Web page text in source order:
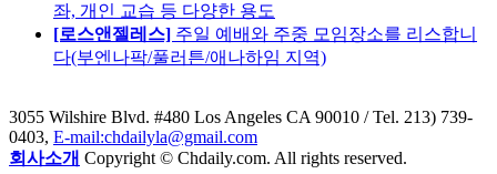
좌, 개인 교습 등 다양한 용도
[로스앤젤레스] 주일 예배와 주중 모임장소를 리스합니
다(부엔나팍/풀러튼/애나하임 지역)
3055 Wilshire Blvd. #480 Los Angeles CA 90010 / Tel. 213) 739-
0403, E-mail:chdailyla@gmail.com
회사소개 Copyright © Chdaily.com. All rights reserved.